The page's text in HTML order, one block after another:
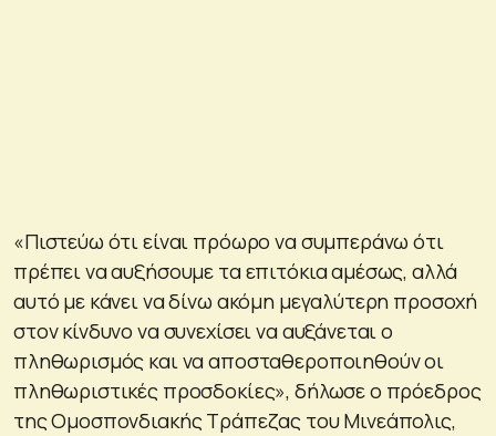
«Πιστεύω ότι είναι πρόωρο να συμπεράνω ότι
πρέπει να αυξήσουμε τα επιτόκια αμέσως, αλλά
αυτό με κάνει να δίνω ακόμη μεγαλύτερη προσοχή
στον κίνδυνο να συνεχίσει να αυξάνεται ο
πληθωρισμός και να αποσταθεροποιηθούν οι
πληθωριστικές προσδοκίες», δήλωσε ο πρόεδρος
της Ομοσπονδιακής Τράπεζας του Μινεάπολις,